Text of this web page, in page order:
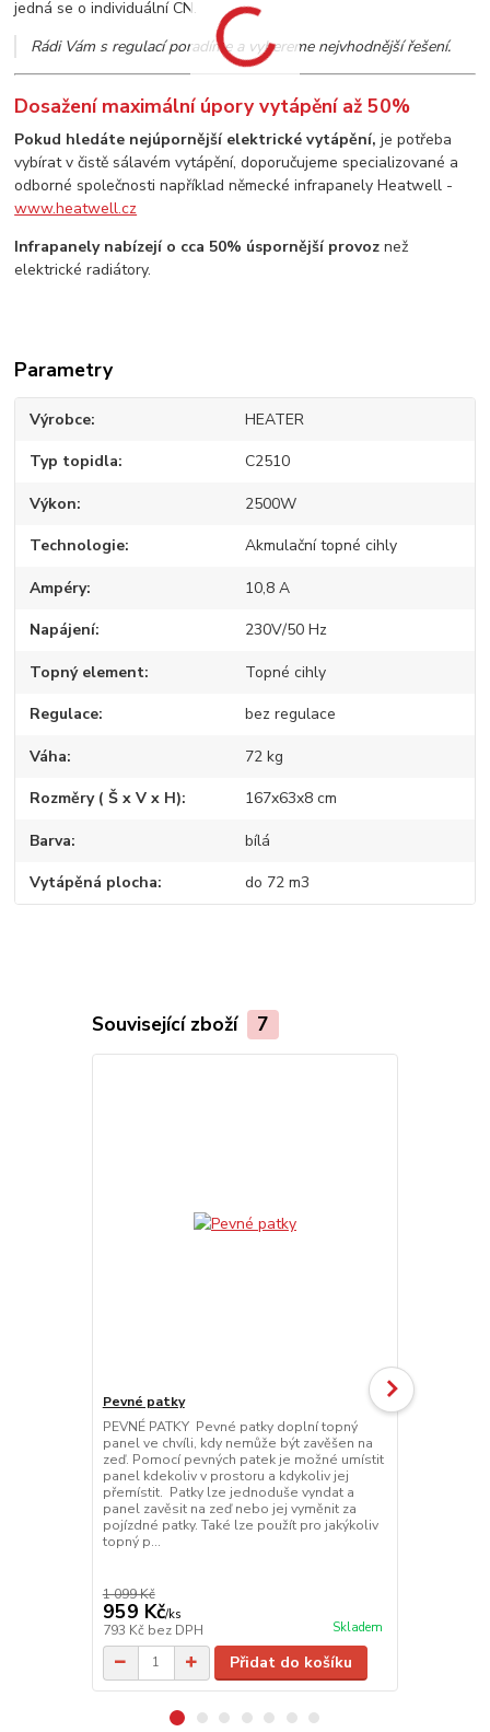
jedná se o individuální CN.
Rádi Vám s regulací poradíme a vybereme nejvhodnější řešení.
Dosažení maximální úpory vytápění až 50%
Pokud hledáte nejúpornější elektrické vytápění, je potřeba
vybírat v čistě sálavém vytápění, doporučujeme specializované a
odborné společnosti například německé infrapanely Heatwell -
www.heatwell.cz
Infrapanely nabízejí o cca 50% úspornější provoz než
elektrické radiátory.
Parametry
Výrobce HEATER
Typ topidla C2510
Výkon 2500W
Technologie Akmulační topné cihly
Ampéry 10,8 A
Napájení 230V/50 Hz
Topný element Topné cihly
Regulace bez regulace
Váha 72 kg
Rozměry ( Š x V x H) 167x63x8 cm
Barva bílá
Vytápěná plocha do 72 m3
Související zboží 7
Pevné patky
PEVNÉ PATKY Pevné patky doplní topný
panel ve chvíli, kdy nemůže být zavěšen na
zeď. Pomocí pevných patek je možné umístit
panel kdekoliv v prostoru a kdykoliv jej
přemístit. Patky lze jednoduše vyndat a
panel zavěsit na zeď nebo jej vyměnit za
pojízdné patky. Také lze použít pro jakýkoliv
topný p...
1 099 Kč
959 Kč/ks
793 Kč bez DPH Skladem
Přidat do košíku
Pojízdné